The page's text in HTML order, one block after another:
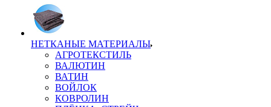
НЕТКАНЫЕ МАТЕРИАЛЫ
АГРОТЕКСТИЛЬ
ВАЛЮТИН
ВАТИН
ВОЙЛОК
КОВРОЛИН